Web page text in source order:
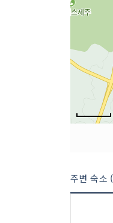
주변 숙소